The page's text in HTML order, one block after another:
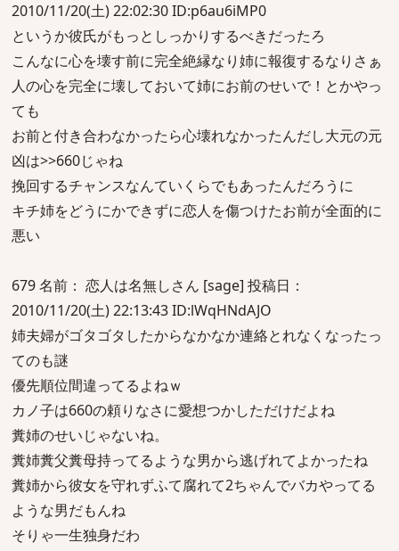
2010/11/20(土) 22:02:30 ID:p6au6iMP0
というか彼氏がもっとしっかりするべきだったろ
こんなに心を壊す前に完全絶縁なり姉に報復するなりさぁ
人の心を完全に壊しておいて姉にお前のせいで！とかやっ
ても
お前と付き合わなかったら心壊れなかったんだし大元の元
凶は>>660じゃね
挽回するチャンスなんていくらでもあったんだろうに
キチ姉をどうにかできずに恋人を傷つけたお前が全面的に
悪い
679 名前： 恋人は名無しさん [sage] 投稿日：
2010/11/20(土) 22:13:43 ID:lWqHNdAJO
姉夫婦がゴタゴタしたからなかなか連絡とれなくなったっ
てのも謎
優先順位間違ってるよねｗ
カノ子は660の頼りなさに愛想つかしただけだよね
糞姉のせいじゃないね。
糞姉糞父糞母持ってるような男から逃げれてよかったね
糞姉から彼女を守れずふて腐れて2ちゃんでバカやってる
ような男だもんね
そりゃ一生独身だわ